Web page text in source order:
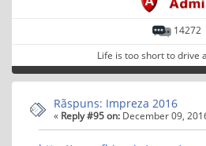
14272
Life is too short to drive
Rãspuns: Impreza 2016
« Reply #95 on: December 09,